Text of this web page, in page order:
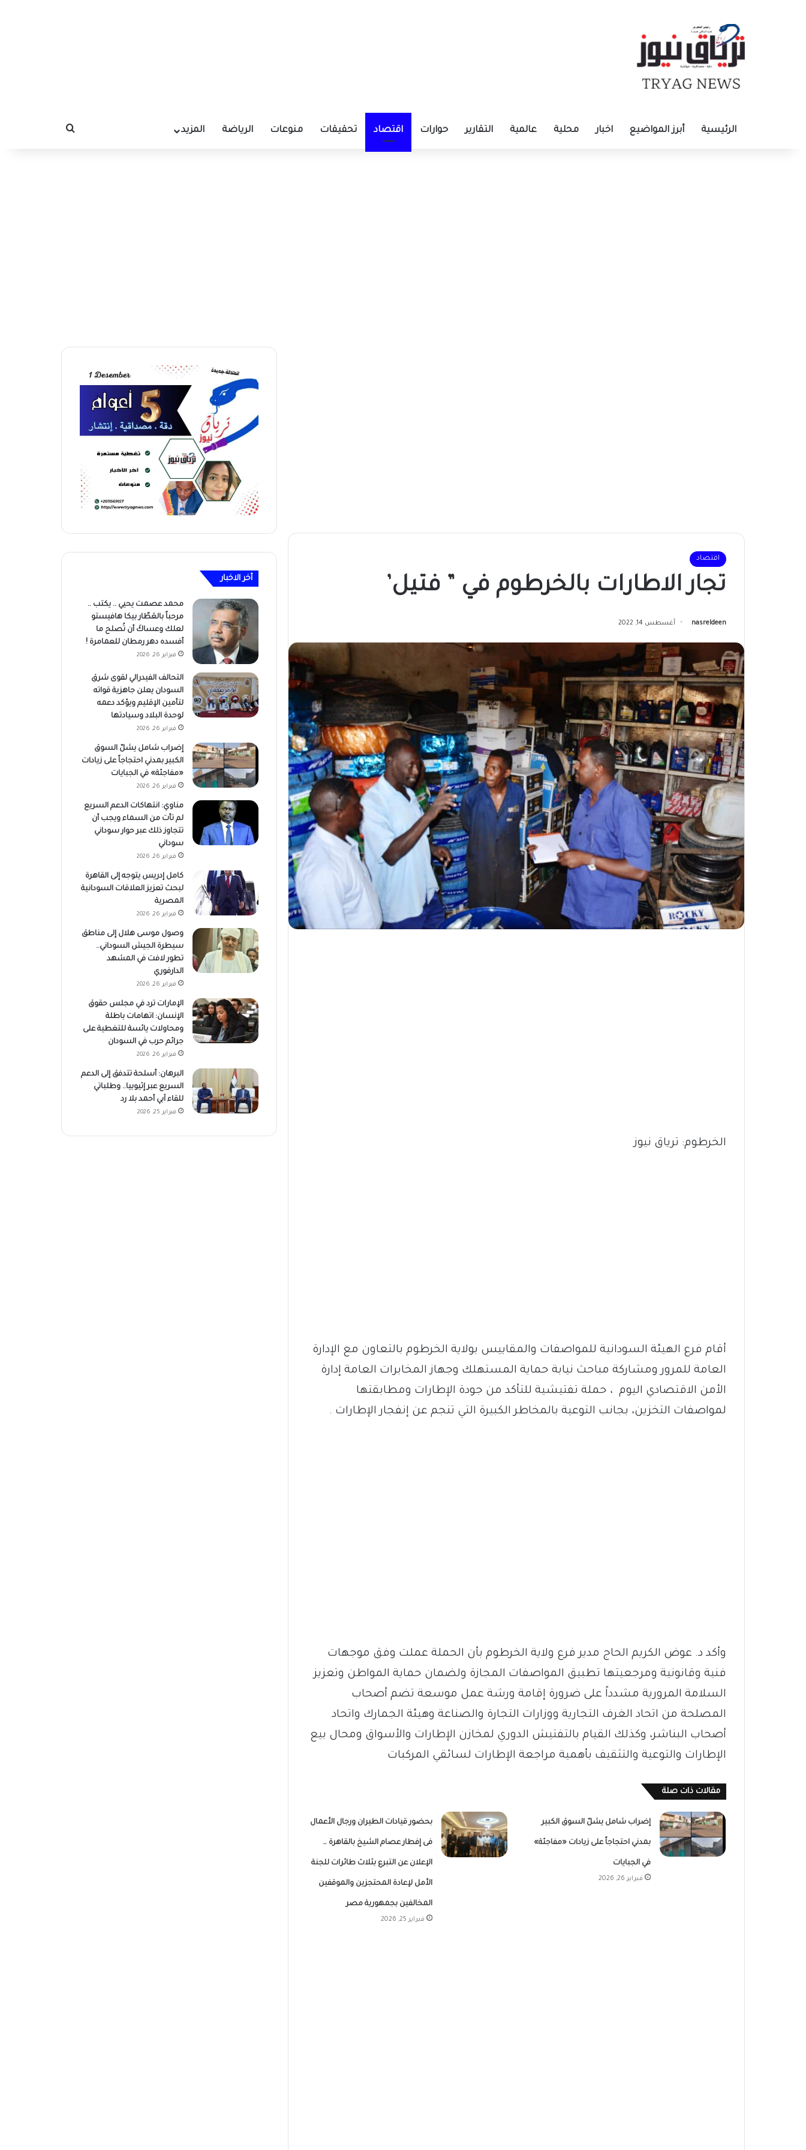
الرئيسية أبرز المواضيع اخبار محلية عالمية التقارير حوارات اقتصاد تحقيقات منوعات الرياضة المزيد بحث عن
اقتصاد
تجار الاطارات بالخرطوم في ” فتيل’
nasreldeen أغسطس 14, 2022
الخرطوم: ترياق نيوز
أقام فرع الهيئة السودانية للمواصفات والمقاييس بولاية الخرطوم بالتعاون مع الإدارة
العامة للمرور ومشاركة مباحث نيابة حماية المستهلك وجهاز المخابرات العامة إدارة
الأمن الاقتصادي اليوم ، حملة تفتيشية للتأكد من جودة الإطارات ومطابقتها
لمواصفات التخزين، بجانب التوعية بالمخاطر الكبيرة التي تنجم عن إنفجار الإطارات .
وأكد د. عوض الكريم الحاج مدير فرع ولاية الخرطوم بأن الحملة عملت وفق موجهات
فنية وقانونية ومرجعيتها تطبيق المواصفات المجازة ولضمان حماية المواطن وتعزيز
السلامة المرورية مشدداً على ضرورة إقامة ورشة عمل موسعة تضم أصحاب
المصلحة من اتحاد الغرف التجارية ووزارات التجارة والصناعة وهيئة الجمارك واتحاد
أصحاب البناشر، وكذلك القيام بالتفتيش الدوري لمخازن الإطارات والأسواق ومحال بيع
الإطارات والتوعية والتثقيف بأهمية مراجعة الإطارات لسائقي المركبات
مقالات ذات صلة
إضراب شامل يشلّ السوق الكبير
بمدني احتجاجاً على زيادات «مفاجئة»
في الجبايات
فبراير 26, 2026
بحضور قيادات الطيران ورجال الأعمال
فى إفطار عصام الشيخ بالقاهرة …
الإعلان عن التبرع بثلاث طائرات للجنة
الأمل لإعادة المحتجزين والموقفين
المخالفين بجمهورية مصر
فبراير 25, 2026
أخر الاخبار
محمد عصمت يحيي .. يكتب ..
مرحباً بالعَطّار بيكا هافيستو
لعلك وعساكَ أن تُصلح ما
أفسده دهر رمطان للعمامرة !
فبراير 26, 2026
التحالف الفيدرالي لقوى شرق
السودان يعلن جاهزية قواته
لتأمين الإقليم ويؤكد دعمه
لوحدة البلاد وسيادتها
فبراير 26, 2026
إضراب شامل يشلّ السوق
الكبير بمدني احتجاجاً على زيادات
«مفاجئة» في الجبايات
فبراير 26, 2026
مناوي: انتهاكات الدعم السريع
لم تأت من السماء ويجب أن
تتجاوز ذلك عبر حوار سوداني
سوداني
فبراير 26, 2026
كامل إدريس يتوجه إلى القاهرة
لبحث تعزيز العلاقات السودانية
المصرية
فبراير 26, 2026
وصول موسى هلال إلى مناطق
سيطرة الجيش السوداني..
تطور لافت في المشهد
الدارفوري
فبراير 26, 2026
الإمارات ترد في مجلس حقوق
الإنسان: اتهامات باطلة
ومحاولات يائسة للتغطية على
جرائم حرب في السودان
فبراير 26, 2026
البرهان: أسلحة تتدفق إلى الدعم
السريع عبر إثيوبيا.. وطلباتي
للقاء آبي أحمد بلا رد
فبراير 25, 2026